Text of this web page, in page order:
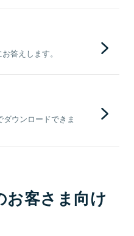
答えします。
ウンロードできま
お客さま向け